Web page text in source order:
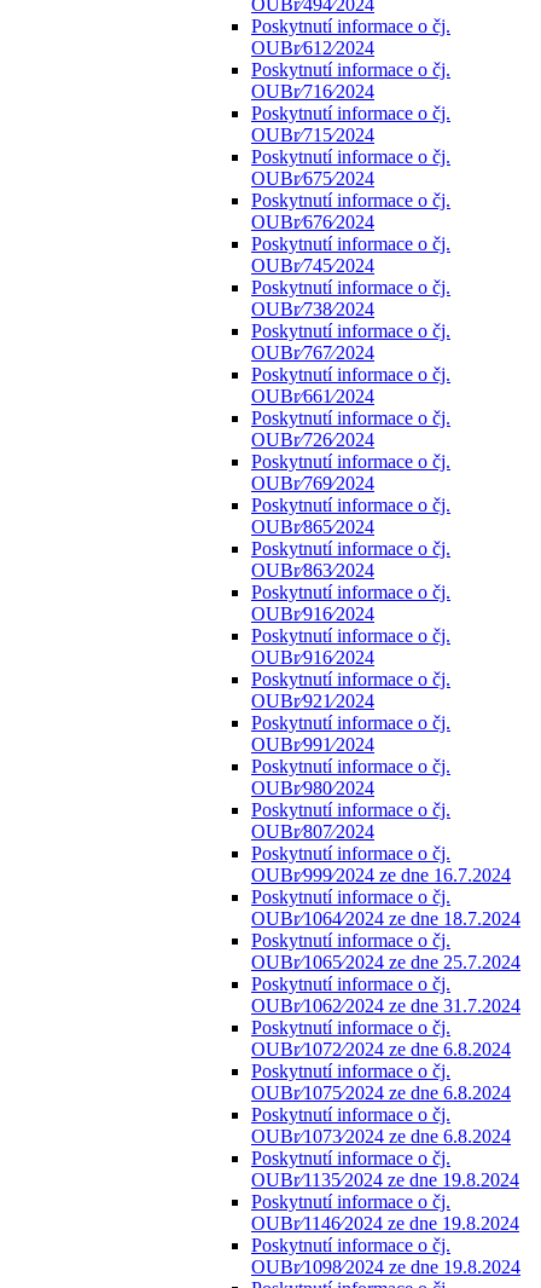
OUBr⁄494⁄2024
Poskytnutí informace o čj.
OUBr⁄612⁄2024
Poskytnutí informace o čj.
OUBr⁄716⁄2024
Poskytnutí informace o čj.
OUBr⁄715⁄2024
Poskytnutí informace o čj.
OUBr⁄675⁄2024
Poskytnutí informace o čj.
OUBr⁄676⁄2024
Poskytnutí informace o čj.
OUBr⁄745⁄2024
Poskytnutí informace o čj.
OUBr⁄738⁄2024
Poskytnutí informace o čj.
OUBr⁄767⁄2024
Poskytnutí informace o čj.
OUBr⁄661⁄2024
Poskytnutí informace o čj.
OUBr⁄726⁄2024
Poskytnutí informace o čj.
OUBr⁄769⁄2024
Poskytnutí informace o čj.
OUBr⁄865⁄2024
Poskytnutí informace o čj.
OUBr⁄863⁄2024
Poskytnutí informace o čj.
OUBr⁄916⁄2024
Poskytnutí informace o čj.
OUBr⁄916⁄2024
Poskytnutí informace o čj.
OUBr⁄921⁄2024
Poskytnutí informace o čj.
OUBr⁄991⁄2024
Poskytnutí informace o čj.
OUBr⁄980⁄2024
Poskytnutí informace o čj.
OUBr⁄807⁄2024
Poskytnutí informace o čj.
OUBr⁄999⁄2024 ze dne 16.7.2024
Poskytnutí informace o čj.
OUBr⁄1064⁄2024 ze dne 18.7.2024
Poskytnutí informace o čj.
OUBr⁄1065⁄2024 ze dne 25.7.2024
Poskytnutí informace o čj.
OUBr⁄1062⁄2024 ze dne 31.7.2024
Poskytnutí informace o čj.
OUBr⁄1072⁄2024 ze dne 6.8.2024
Poskytnutí informace o čj.
OUBr⁄1075⁄2024 ze dne 6.8.2024
Poskytnutí informace o čj.
OUBr⁄1073⁄2024 ze dne 6.8.2024
Poskytnutí informace o čj.
OUBr⁄1135⁄2024 ze dne 19.8.2024
Poskytnutí informace o čj.
OUBr⁄1146⁄2024 ze dne 19.8.2024
Poskytnutí informace o čj.
OUBr⁄1098⁄2024 ze dne 19.8.2024